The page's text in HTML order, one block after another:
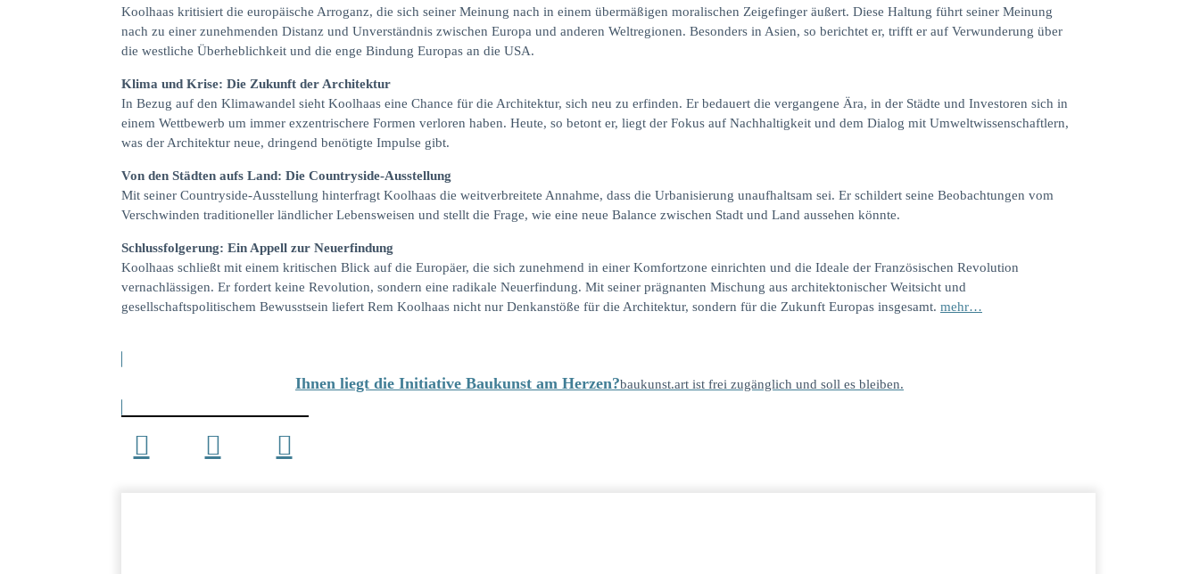
Koolhaas kritisiert die europäische Arroganz, die sich seiner Meinung nach in einem übermäßigen moralischen Zeigefinger äußert. Diese Haltung führt seiner Meinung
nach zu einer zunehmenden Distanz und Unverständnis zwischen Europa und anderen Weltregionen. Besonders in Asien, so berichtet er, trifft er auf Verwunderung über
die westliche Überheblichkeit und die enge Bindung Europas an die USA.
Klima und Krise: Die Zukunft der Architektur
In Bezug auf den Klimawandel sieht Koolhaas eine Chance für die Architektur, sich neu zu erfinden. Er bedauert die vergangene Ära, in der Städte und Investoren sich in
einem Wettbewerb um immer exzentrischere Formen verloren haben. Heute, so betont er, liegt der Fokus auf Nachhaltigkeit und dem Dialog mit Umweltwissenschaftlern,
was der Architektur neue, dringend benötigte Impulse gibt.
Von den Städten aufs Land: Die Countryside-Ausstellung
Mit seiner Countryside-Ausstellung hinterfragt Koolhaas die weitverbreitete Annahme, dass die Urbanisierung unaufhaltsam sei. Er schildert seine Beobachtungen vom
Verschwinden traditioneller ländlicher Lebensweisen und stellt die Frage, wie eine neue Balance zwischen Stadt und Land aussehen könnte.
Schlussfolgerung: Ein Appell zur Neuerfindung
Koolhaas schließt mit einem kritischen Blick auf die Europäer, die sich zunehmend in einer Komfortzone einrichten und die Ideale der Französischen Revolution
vernachlässigen. Er fordert keine Revolution, sondern eine radikale Neuerfindung. Mit seiner prägnanten Mischung aus architektonischer Weitsicht und
gesellschaftspolitischem Bewusstsein liefert Rem Koolhaas nicht nur Denkanstöße für die Architektur, sondern für die Zukunft Europas insgesamt. mehr…
Ihnen liegt die Initiative Baukunst am Herzen?baukunst.art ist frei zugänglich und soll es bleiben.